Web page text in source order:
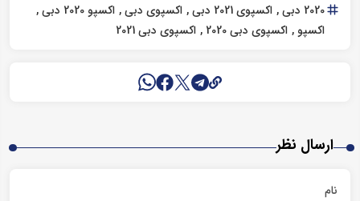
2020 دبی
اکسپوی 2021 دبی اکسپوی دبی اکسپو 2020 دبی
اکسپو اکسپوی دبی 2020 اکسپوی دبی 2021
ارسال نظر
نام